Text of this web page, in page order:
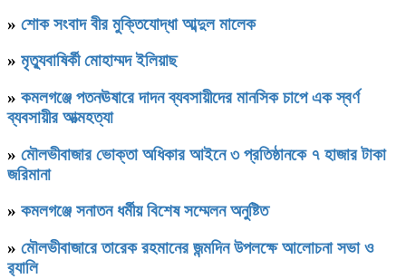
» শোক সংবাদ বীর মুক্তিযোদ্ধা আব্দুল মালেক
» মৃত্যুবাষির্কী মোহাম্মদ ইলিয়াছ
» কমলগঞ্জে পতনঊষারে দাদন ব্যবসায়ীদের মানসিক চাপে এক স্বর্ণ
ব্যবসায়ীর আত্মহত্যা
» মৌলভীবাজার ভোক্তা অধিকার আইনে ৩ প্রতিষ্ঠানকে ৭ হাজার টাকা
জরিমানা
» কমলগঞ্জে সনাতন ধর্মীয় বিশেষ সম্মেলন অনুষ্টিত
» মৌলভীবাজারে তারেক রহমানের জন্মদিন উপলক্ষে আলোচনা সভা ও
র‌্যালি